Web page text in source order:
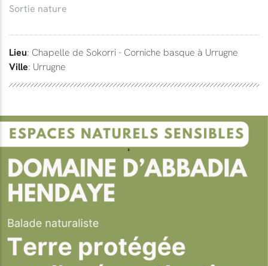
Sortie nature
Lieu: Chapelle de Sokorri - Corniche basque à Urrugne
Ville: Urrugne